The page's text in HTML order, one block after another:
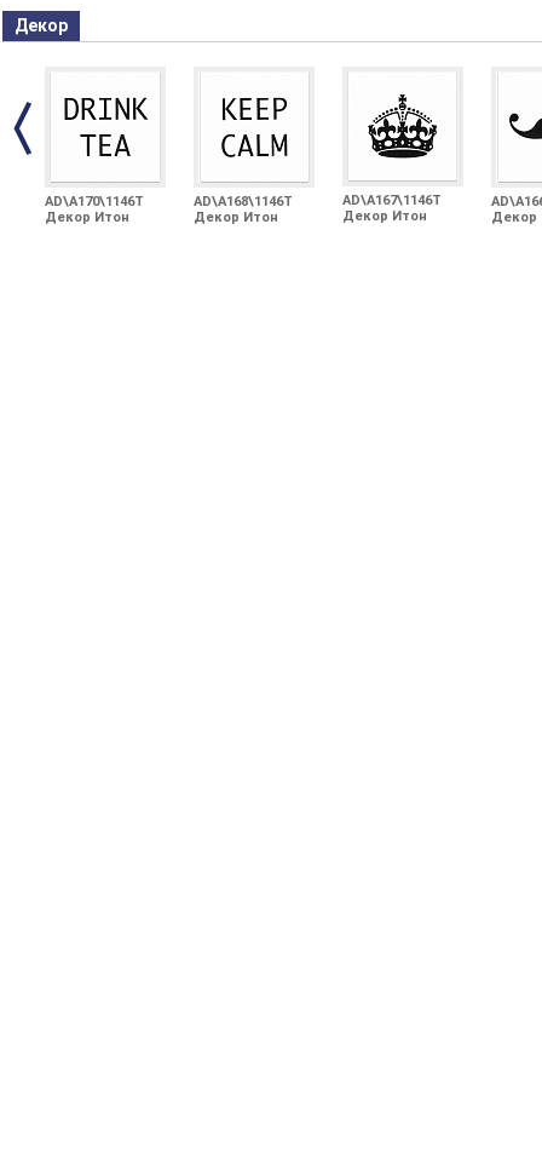
Декор
AD\A170\1146T
Декор Итон
AD\A168\1146T
Декор Итон
AD\A167\1146T
Декор Итон
Декор